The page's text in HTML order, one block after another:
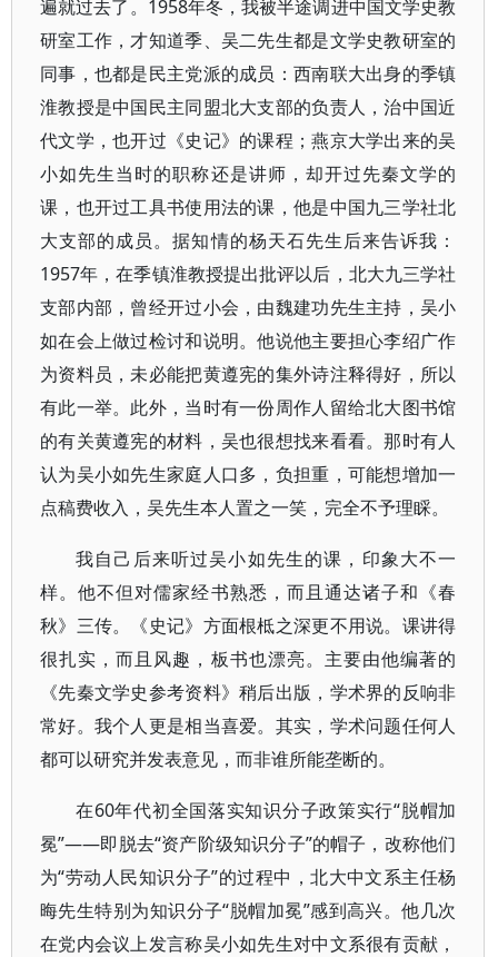
遍就过去了。1958年冬，我被半途调进中国文学史教
研室工作，才知道季、吴二先生都是文学史教研室的
同事，也都是民主党派的成员：西南联大出身的季镇
淮教授是中国民主同盟北大支部的负责人，治中国近
代文学，也开过《史记》的课程；燕京大学出来的吴
小如先生当时的职称还是讲师，却开过先秦文学的
课，也开过工具书使用法的课，他是中国九三学社北
大支部的成员。据知情的杨天石先生后来告诉我：
1957年，在季镇淮教授提出批评以后，北大九三学社
支部内部，曾经开过小会，由魏建功先生主持，吴小
如在会上做过检讨和说明。他说他主要担心李绍广作
为资料员，未必能把黄遵宪的集外诗注释得好，所以
有此一举。此外，当时有一份周作人留给北大图书馆
的有关黄遵宪的材料，吴也很想找来看看。那时有人
认为吴小如先生家庭人口多，负担重，可能想增加一
点稿费收入，吴先生本人置之一笑，完全不予理睬。
我自己后来听过吴小如先生的课，印象大不一
样。他不但对儒家经书熟悉，而且通达诸子和《春
秋》三传。《史记》方面根柢之深更不用说。课讲得
很扎实，而且风趣，板书也漂亮。主要由他编著的
《先秦文学史参考资料》稍后出版，学术界的反响非
常好。我个人更是相当喜爱。其实，学术问题任何人
都可以研究并发表意见，而非谁所能垄断的。
在60年代初全国落实知识分子政策实行“脱帽加
冕”——即脱去“资产阶级知识分子”的帽子，改称他们
为“劳动人民知识分子”的过程中，北大中文系主任杨
晦先生特别为知识分子“脱帽加冕”感到高兴。他几次
在党内会议上发言称吴小如先生对中文系很有贡献，